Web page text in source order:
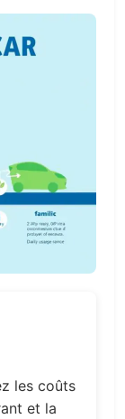
les coûts
et la